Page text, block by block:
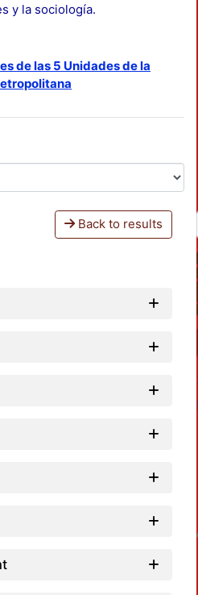
y la sociología.
de las 5 Unidades de la
Back to results